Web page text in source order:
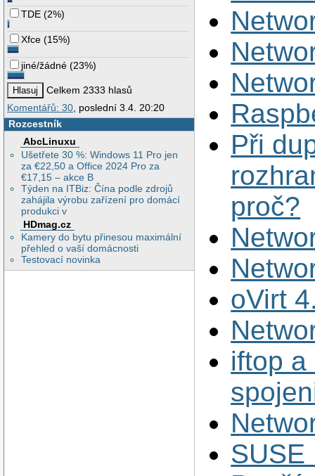
TDE (2%)
Xfce (15%)
jiné/žádné (23%)
Celkem 2333 hlasů
Komentářů: 30, poslední 3.4. 20:20
Rozcestník
AbcLinuxu
Ušetřete 30 %: Windows 11 Pro jen
za €22,50 a Office 2024 Pro za
€17,15 – akce B
Týden na ITBiz: Čína podle zdrojů
zahájila výrobu zařízení pro domácí
produkci v
HDmag.cz
Kamery do bytu přinesou maximální
přehled o vaší domácnosti
Testovací novinka
Při
proč?
oVirt
iftop a
SUSE